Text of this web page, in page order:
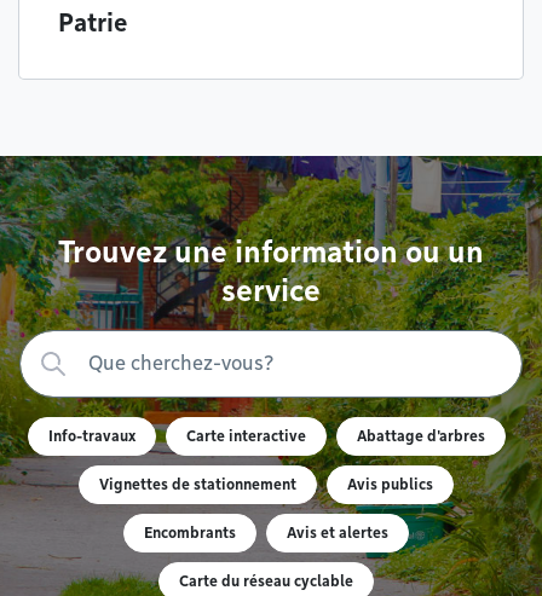
Patrie
Trouvez une information ou un
service
Info-travaux Carte interactive Abattage d'arbres
Vignettes de stationnement Avis publics
Encombrants Avis et alertes
Carte du réseau cyclable